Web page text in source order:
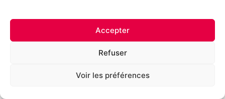
Accepter
Refuser
Voir les préférences